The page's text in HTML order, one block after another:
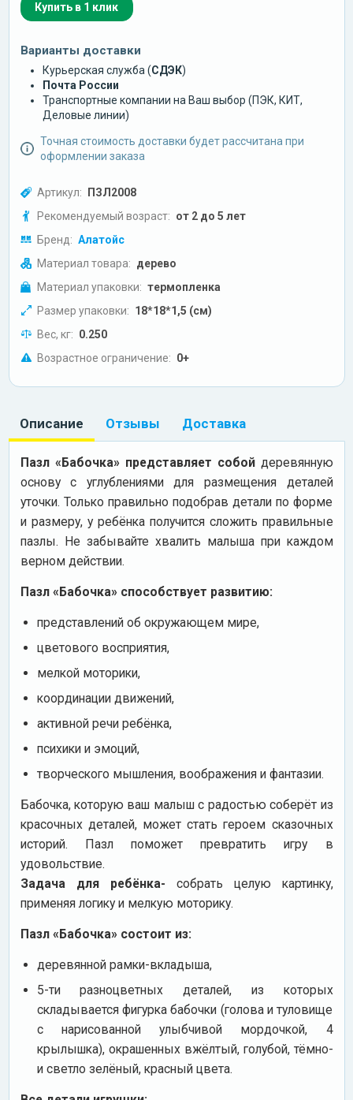
Купить в 1 клик
Варианты доставки
Курьерская служба (СДЭК)
Почта России
Транспортные компании на Ваш выбор (ПЭК, КИТ,
Деловые линии)
Точная стоимость доставки будет рассчитана при
оформлении заказа
Артикул: ПЗЛ2008
Рекомендуемый возраст: от 2 до 5 лет
Бренд: Алатойс
Материал товара: дерево
Материал упаковки: термопленка
Размер упаковки: 18*18*1,5 (см)
Вес, кг: 0.250
Возрастное ограничение: 0+
Описание Отзывы Доставка
Пазл «Бабочка» представляет собой деревянную
основу с углублениями для размещения деталей
уточки. Только правильно подобрав детали по форме
и размеру, у ребёнка получится сложить правильные
пазлы. Не забывайте хвалить малыша при каждом
верном действии.
Пазл «Бабочка» способствует развитию:
представлений об окружающем мире,
цветового восприятия,
мелкой моторики,
координации движений,
активной речи ребёнка,
психики и эмоций,
творческого мышления, воображения и фантазии.
Бабочка, которую ваш малыш с радостью соберёт из
красочных деталей, может стать героем сказочных
историй. Пазл поможет превратить игру в
удовольствие.
Задача для ребёнка- собрать целую картинку,
применяя логику и мелкую моторику.
Пазл «Бабочка» состоит из:
деревянной рамки-вкладыша,
5-ти разноцветных деталей, из которых
складывается фигурка бабочки (голова и туловище
с нарисованной улыбчивой мордочкой, 4
крылышка), окрашенных вжёлтый, голубой, тёмно-
и светло зелёный, красный цвета.